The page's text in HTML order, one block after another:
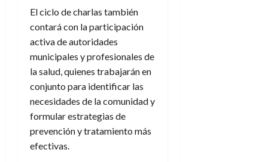
El ciclo de charlas también
contará con la participación
activa de autoridades
municipales y profesionales de
la salud, quienes trabajarán en
conjunto para identificar las
necesidades de la comunidad y
formular estrategias de
prevención y tratamiento más
efectivas.